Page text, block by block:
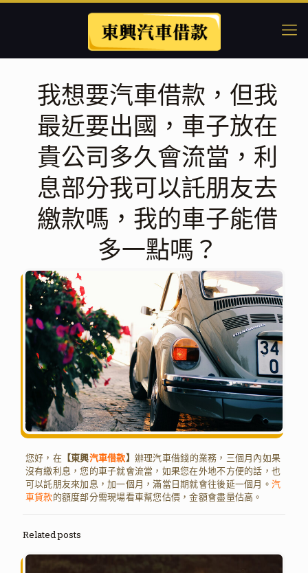
我想要汽車借款，但我
最近要出國，車子放在
貴公司多久會流當，利
息部分我可以託朋友去
繳款嗎，我的車子能借
多一點嗎？
您好，在【東興汽車借款】 辦理汽車借錢的業務，三個月內如果
沒有繳利息，您的車子就會流當，如果您在外地不方便的話，也
可以託朋友來加息，加一個月，滿當日期就會往後延一個月。 汽
車貸款的額度部分需現場看車幫您估價，金額會盡量估高。
Related posts